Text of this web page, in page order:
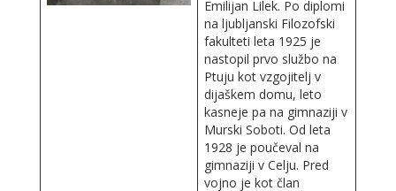
Emilijan Lilek. Po diplomi
na ljubljanski Filozofski
fakulteti leta 1925 je
nastopil prvo službo na
Ptuju kot vzgojitelj v
dijaškem domu, leto
kasneje pa na gimnaziji v
Murski Soboti. Od leta
1928 je poučeval na
gimnaziji v Celju. Pred
vojno je kot član